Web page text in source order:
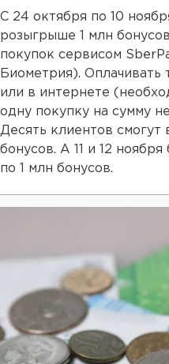
С 24 октября по 10
розыгрыше 1 млн
покупок сервисом
Биометрия). Оплачивать
или в интернете
одну покупку на сумму
Десять клиентов смогут
бонусов. А 11 и 12
по 1 млн бонусов.